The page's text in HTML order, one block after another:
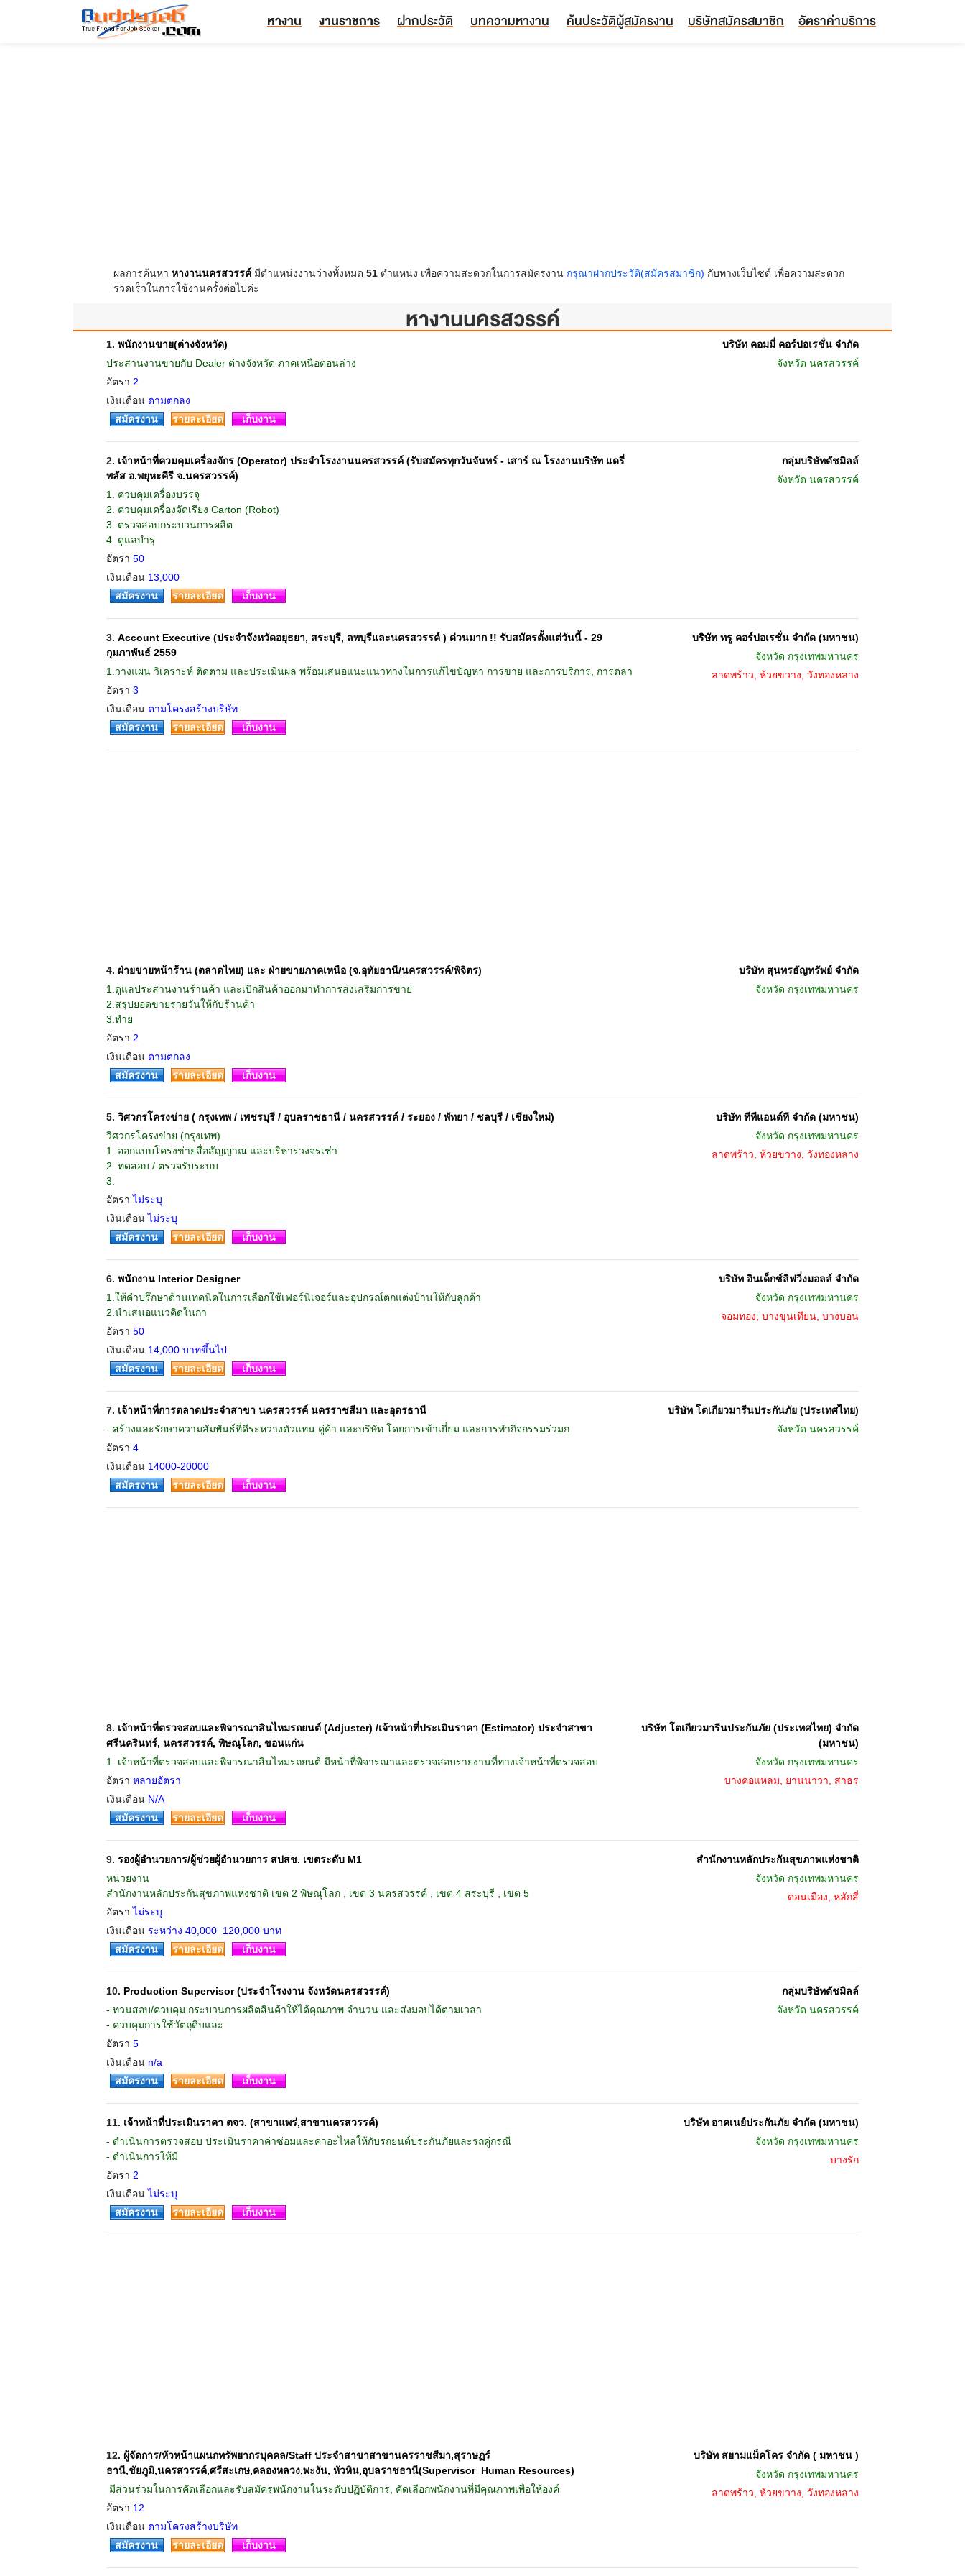
หางาน งานราชการ ฝากประวัติ บทความหางาน ค้นประวัติผู้สมัครงาน บริษัทสมัครสมาชิก อัตราค่าบริการ
ผลการค้นหา หางานนครสวรรค์มีตำแหน่งงานว่างทั้งหมด 51ตำแหน่ง เพื่อความสะดวกในการสมัครงาน กรุณาฝากประวัติ(สมัครสมาชิก) กับทางเว็บไซต์ เพื่อความสะดวก
รวดเร็วในการใช้งานครั้งต่อไปค่ะ
หางานนครสวรรค์
1. พนักงานขาย(ต่างจังหวัด)
ประสานงานขายกับ Dealer ต่างจังหวัด ภาคเหนือตอนล่าง
อัตรา 2
เงินเดือน ตามตกลง
บริษัท คอมมี่ คอร์ปอเรชั่น จำกัด
จังหวัด นครสวรรค์
สมัครงาน รายละเอียด เก็บงาน
2. เจ้าหน้าที่ควมคุมเครื่องจักร (Operator) ประจำโรงงานนครสวรรค์ (รับสมัครทุกวันจันทร์ - เสาร์ ณ โรงงานบริษัท แดรี่
พลัส อ.พยุหะคีรี จ.นครสวรรค์)
1. ควบคุมเครื่องบรรจุ
2. ควบคุมเครื่องจัดเรียง Carton (Robot)
3. ตรวจสอบกระบวนการผลิต
4. ดูแลบำรุ
อัตรา 50
เงินเดือน 13,000
กลุ่มบริษัทดัชมิลล์
จังหวัด นครสวรรค์
สมัครงาน รายละเอียด เก็บงาน
3. Account Executive (ประจำจังหวัดอยุธยา, สระบุรี, ลพบุรีและนครสวรรค์ ) ด่วนมาก !! รับสมัครตั้งแต่วันนี้ - 29
กุมภาพันธ์ 2559
1.วางแผน วิเคราะห์ ติดตาม และประเมินผล พร้อมเสนอแนะแนวทางในการแก้ไขปัญหา การขาย และการบริการ, การตลา
อัตรา 3
เงินเดือน ตามโครงสร้างบริษัท
บริษัท ทรู คอร์ปอเรชั่น จำกัด (มหาชน)
จังหวัด กรุงเทพมหานคร
ลาดพร้าว, ห้วยขวาง, วังทองหลาง
สมัครงาน รายละเอียด เก็บงาน
4. ฝ่ายขายหน้าร้าน (ตลาดไทย) และ ฝ่ายขายภาคเหนือ (จ.อุทัยธานี/นครสวรรค์/พิจิตร)
1.ดูแลประสานงานร้านค้า และเบิกสินค้าออกมาทำการส่งเสริมการขาย
2.สรุปยอดขายรายวันให้กับร้านค้า
3.ทำย
อัตรา 2
เงินเดือน ตามตกลง
บริษัท สุนทรธัญทรัพย์ จำกัด
จังหวัด กรุงเทพมหานคร
สมัครงาน รายละเอียด เก็บงาน
5. วิศวกรโครงข่าย ( กรุงเทพ / เพชรบุรี / อุบลราชธานี / นครสวรรค์ / ระยอง / พัทยา / ชลบุรี / เชียงใหม่)
วิศวกรโครงข่าย (กรุงเทพ)
1. ออกแบบโครงข่ายสื่อสัญญาณ และบริหารวงจรเช่า
2. ทดสอบ / ตรวจรับระบบ
3.
อัตราไม่ระบุ
เงินเดือนไม่ระบุ
บริษัท ทีทีแอนด์ที จำกัด (มหาชน)
จังหวัด กรุงเทพมหานคร
ลาดพร้าว, ห้วยขวาง, วังทองหลาง
สมัครงาน รายละเอียด เก็บงาน
6. พนักงาน Interior Designer
1.ให้คำปรึกษาด้านเทคนิคในการเลือกใช้เฟอร์นิเจอร์และอุปกรณ์ตกแต่งบ้านให้กับลูกค้า
2.นำเสนอแนวคิดในกา
อัตรา 50
เงินเดือน 14,000 บาทขึ้นไป
บริษัท อินเด็กซ์ลิฟวิ่งมอลล์ จำกัด
จังหวัด กรุงเทพมหานคร
จอมทอง, บางขุนเทียน, บางบอน
สมัครงาน รายละเอียด เก็บงาน
7. เจ้าหน้าที่การตลาดประจำสาขา นครสวรรค์ นครราชสีมา และอุดรธานี
- สร้างและรักษาความสัมพันธ์ที่ดีระหว่างตัวแทน คู่ค้า และบริษัท โดยการเข้าเยี่ยม และการทำกิจกรรมร่วมก
อัตรา 4
เงินเดือน 14000-20000
บริษัท โตเกียวมารีนประกันภัย (ประเทศไทย)
จังหวัด นครสวรรค์
สมัครงาน รายละเอียด เก็บงาน
8. เจ้าหน้าที่ตรวจสอบและพิจารณาสินไหมรถยนต์ (Adjuster) /เจ้าหน้าที่ประเมินราคา (Estimator) ประจำสาขา
ศรีนครินทร์, นครสวรรค์, พิษณุโลก, ขอนแก่น
1. เจ้าหน้าที่ตรวจสอบและพิจารณาสินไหมรถยนต์ มีหน้าที่พิจารณาและตรวจสอบรายงานที่ทางเจ้าหน้าที่ตรวจสอบ
อัตรา หลายอัตรา
เงินเดือน N/A
บริษัท โตเกียวมารีนประกันภัย (ประเทศไทย) จำกัด
(มหาชน)
จังหวัด กรุงเทพมหานคร
บางคอแหลม, ยานนาวา, สาธร
สมัครงาน รายละเอียด เก็บงาน
9. รองผู้อำนวยการ/ผู้ช่วยผู้อำนวยการ สปสช. เขตระดับ M1
หน่วยงาน
สำนักงานหลักประกันสุขภาพแห่งชาติ เขต 2 พิษณุโลก , เขต 3 นครสวรรค์ , เขต 4 สระบุรี , เขต 5
อัตราไม่ระบุ
เงินเดือน ระหว่าง 40,000  120,000 บาท
สำนักงานหลักประกันสุขภาพแห่งชาติ
จังหวัด กรุงเทพมหานคร
ดอนเมือง, หลักสี่
สมัครงาน รายละเอียด เก็บงาน
10. Production Supervisor (ประจำโรงงาน จังหวัดนครสวรรค์)
- ทวนสอบ/ควบคุม กระบวนการผลิตสินค้าให้ได้คุณภาพ จำนวน และส่งมอบได้ตามเวลา
- ควบคุมการใช้วัตถุดิบและ
อัตรา 5
เงินเดือน n/a
กลุ่มบริษัทดัชมิลล์
จังหวัด นครสวรรค์
สมัครงาน รายละเอียด เก็บงาน
11. เจ้าหน้าที่ประเมินราคา ตจว. (สาขาแพร่,สาขานครสวรรค์)
- ดำเนินการตรวจสอบ ประเมินราคาค่าซ่อมและค่าอะไหล่ให้กับรถยนต์ประกันภัยและรถคู่กรณี
- ดำเนินการให้มี
อัตรา 2
เงินเดือนไม่ระบุ
บริษัท อาคเนย์ประกันภัย จำกัด (มหาชน)
จังหวัด กรุงเทพมหานคร
บางรัก
สมัครงาน รายละเอียด เก็บงาน
12. ผู้จัดการ/หัวหน้าแผนกทรัพยากรบุคคล/Staff ประจำสาขาสาขานครราชสีมา,สุราษฏร์
ธานี,ชัยภูมิ,นครสวรรค์,ศรีสะเกษ,คลองหลวง,พะงัน, หัวหิน,อุบลราชธานี(Supervisor  Human Resources)
 มีส่วนร่วมในการคัดเลือกและรับสมัครพนักงานในระดับปฏิบัติการ, คัดเลือกพนักงานที่มีคุณภาพเพื่อให้องค์
อัตรา 12
เงินเดือน ตามโครงสร้างบริษัท
บริษัท สยามแม็คโคร จำกัด ( มหาชน )
จังหวัด กรุงเทพมหานคร
ลาดพร้าว, ห้วยขวาง, วังทองหลาง
สมัครงาน รายละเอียด เก็บงาน